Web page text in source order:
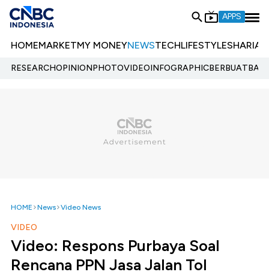
APPS
HOMEMARKETMY MONEYNEWSTECHLIFESTYLESHARIA
RESEARCHOPINIONPHOTOVIDEOINFOGRAPHIC
HOME News Video News
VIDEO
Video: Respons Purbaya Soal
Rencana PPN Jasa Jalan Tol